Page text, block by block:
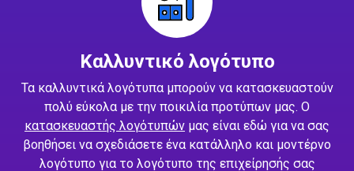
Καλλυντικό λογότυπο
Τα καλλυντικά λογότυπα μπορούν να κατασκευαστούν
πολύ εύκολα με την ποικιλία προτύπων μας. Ο
κατασκευαστής λογότυπών μας είναι εδώ για να σας
βοηθήσει να σχεδιάσετε ένα κατάλληλο και μοντέρνο
λογότυπο για το λογότυπο της επιχείρησής σας